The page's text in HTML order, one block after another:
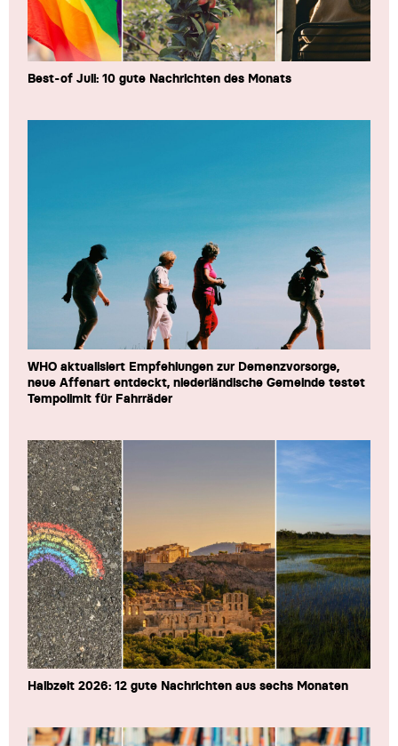
Best-of Juli: 10 gute Nachrichten des Monats
WHO aktualisiert Empfehlungen zur Demenzvorsorge,
neue Affenart entdeckt, niederländische Gemeinde testet
Tempolimit für Fahrräder
Halbzeit 2026: 12 gute Nachrichten aus sechs Monaten